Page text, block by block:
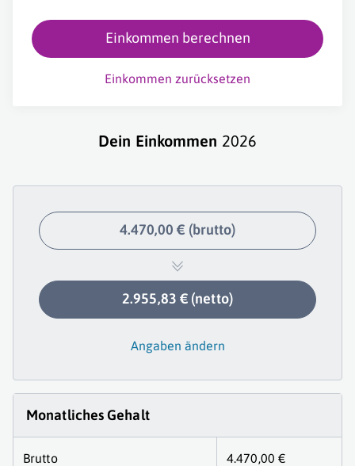
Einkommen berechnen
Einkommen zurücksetzen
Dein Einkommen 2026
4.470,00 € (brutto)
2.955,83 € (netto)
Angaben ändern
Monatliches Gehalt
Brutto 4.470,00 €